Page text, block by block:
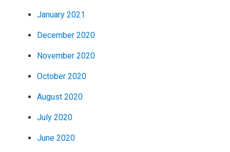
January 2021
December 2020
November 2020
October 2020
August 2020
July 2020
June 2020